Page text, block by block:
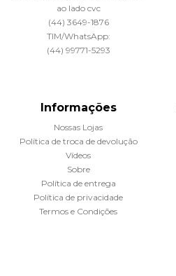
ao lado cvc
(44) 3649-1876
TIM/WhatsApp:
(44) 99771-5293
Informações
Nossas Lojas
Política de troca de devolução
Vídeos
Sobre
Política de entrega
Política de privacidade
Termos e Condições